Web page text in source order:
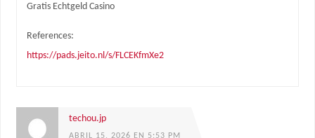
Gratis Echtgeld Casino
References:
https://pads.jeito.nl/s/FLCEKfmXe2
techou.jp
ABRIL 15, 2026 EN 5:53 PM